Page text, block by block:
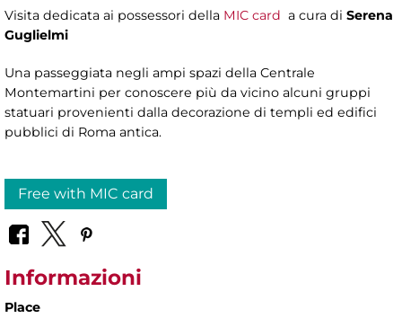
Visita dedicata ai possessori della MIC card a cura di Serena
Guglielmi
Una passeggiata negli ampi spazi della Centrale
Montemartini per conoscere più da vicino alcuni gruppi
statuari provenienti dalla decorazione di templi ed edifici
pubblici di Roma antica.
Free with MIC card
Informazioni
Place